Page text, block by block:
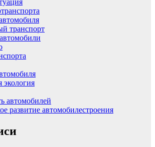
транспорт
экология
автомобилей
развитие автомобилестроения